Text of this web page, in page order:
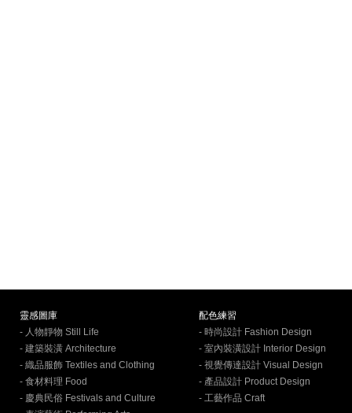
靈感圖庫
- 人物靜物 Still Life
- 建築裝潢 Architecture
- 織品服飾 Textiles and Clothing
- 食材料理 Food
- 慶典民俗 Festivals and Culture
配色練習
- 時尚設計 Fashion Design
- 室內裝潢設計 Interior Design
- 視覺傳達設計 Visual Design
- 產品設計 Product Design
- 工藝作品 Craft